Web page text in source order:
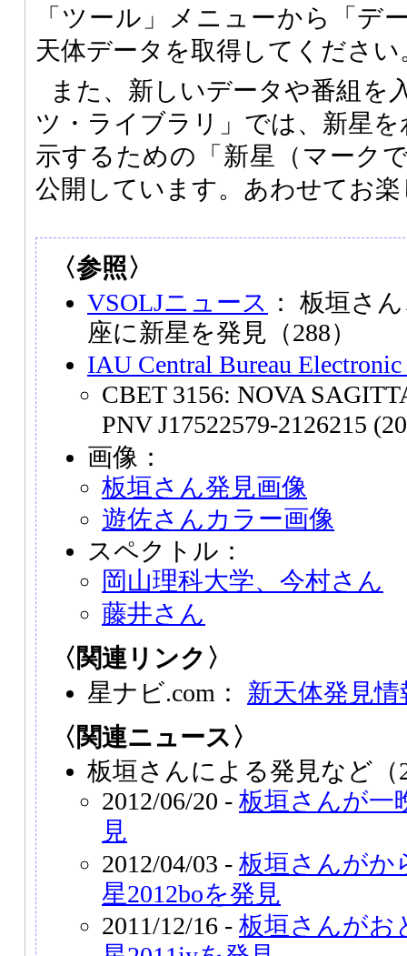
「ツール」メニューから「デ
天体データを取得してください
また、新しいデータや番組を
ツ・ライブラリ」では、新星
示するための「新星（マーク
公開しています。あわせてお
〈参照〉
VSOLJニュース ： 板垣さ
座に新星を発見（288）
IAU Central Bureau Electronic
CBET 3156: NOVA
PNV J17522579-2126215
画像：
板垣さん発見画像
遊佐さんカラー画像
スペクトル：
岡山理科大学、今村さん
藤井さん
〈関連リンク〉
星ナビ.com： 新天体発見情
〈関連ニュース〉
板垣さんによる発見など（
2012/06/20 - 板垣さんが一
見
2012/04/03 - 板垣さんがか
星2012boを発見
2011/12/16 - 板垣さんがお